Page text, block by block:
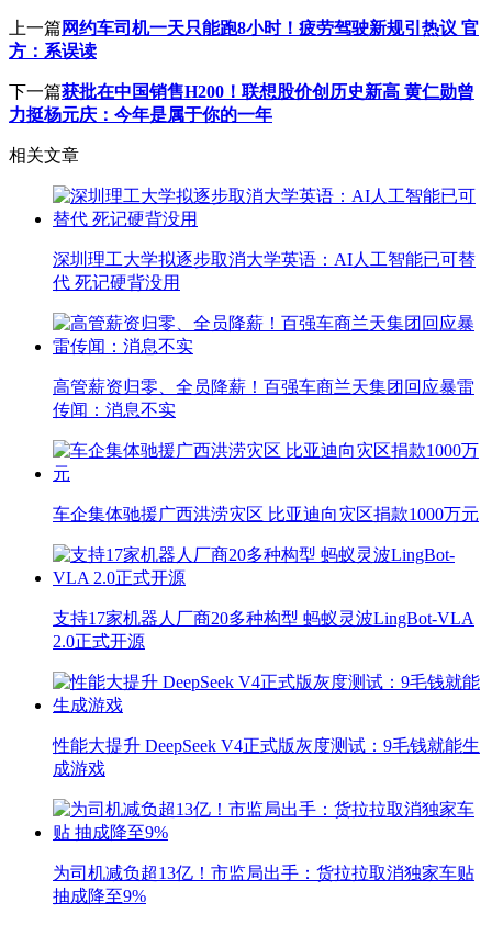
上一篇 网约车司机一天只能跑8小时！疲劳驾驶新规引热议 官
方：系误读
下一篇获批在中国销售H200！联想股价创历史新高 黄仁勋曾
力挺杨元庆：今年是属于你的一年
相关文章
深圳理工大学拟逐步取消大学英语：AI人工智能已可替
代 死记硬背没用
高管薪资归零、全员降薪！百强车商兰天集团回应暴雷
传闻：消息不实
车企集体驰援广西洪涝灾区 比亚迪向灾区捐款1000万元
支持17家机器人厂商20多种构型 蚂蚁灵波LingBot-VLA
2.0正式开源
性能大提升 DeepSeek V4正式版灰度测试：9毛钱就能生
成游戏
为司机减负超13亿！市监局出手：货拉拉取消独家车贴
抽成降至9%